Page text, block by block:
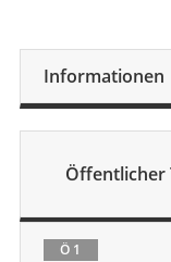
Informationen
Öffentlicher
Ö 1